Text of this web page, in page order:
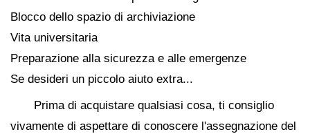
Blocco dello spazio di archiviazione
Vita universitaria
Preparazione alla sicurezza e alle emergenze
Se desideri un piccolo aiuto extra...
Prima di acquistare qualsiasi cosa, ti consiglio
vivamente di aspettare di conoscere l'assegnazione del